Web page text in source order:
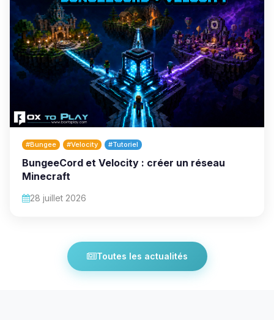
#Bungee #Velocity #Tutoriel
BungeeCord et Velocity : créer un réseau
Minecraft
28 juillet 2026
Toutes les actualités